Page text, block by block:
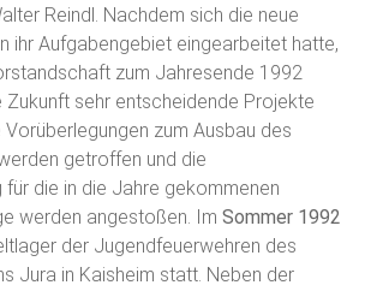
Reindl. Nachdem sich die neue
ihr Aufgabengebiet eingearbeitet hatte,
zum Jahresende 1992
Zukunft sehr entscheidende Projekte
zum Ausbau des
getroffen und die
die in die Jahre gekommenen
werden angestoßen. Im Sommer 1992
der Jugendfeuerwehren des
Jura in Kaisheim statt. Neben der